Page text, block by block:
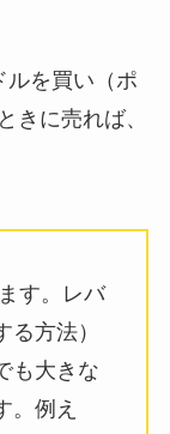
ルを買い（ポ
きに売れば、
す。レバ
方法）
も大きな
。例え